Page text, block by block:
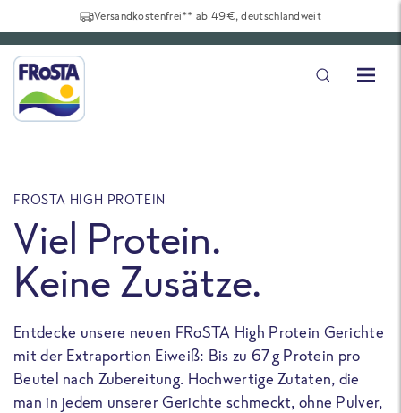
Versandkostenfrei** ab 49€, deutschlandweit
FROSTA HIGH PROTEIN
Viel Protein.
Keine Zusätze.
Entdecke unsere neuen FRoSTA High Protein Gerichte
mit der Extraportion Eiweiß: Bis zu 67 g Protein pro
Beutel nach Zubereitung. Hochwertige Zutaten, die
man in jedem unserer Gerichte schmeckt, ohne Pulver,